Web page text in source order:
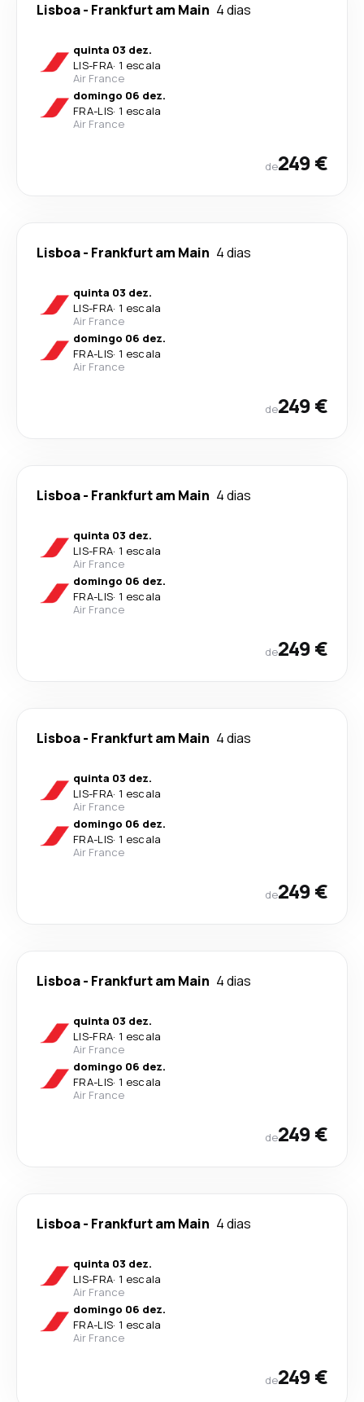
Lisboa- Frankfurt am Main 4 dias
quinta 03 dez.
LIS-FRA· 1 escala
Air France
domingo 06 dez.
FRA-LIS· 1 escala
Air France
de249 €
Lisboa- Frankfurt am Main 4 dias
quinta 03 dez.
LIS-FRA· 1 escala
Air France
domingo 06 dez.
FRA-LIS· 1 escala
Air France
de249 €
Lisboa- Frankfurt am Main 4 dias
quinta 03 dez.
LIS-FRA· 1 escala
Air France
domingo 06 dez.
FRA-LIS· 1 escala
Air France
de249 €
Lisboa- Frankfurt am Main 4 dias
quinta 03 dez.
LIS-FRA· 1 escala
Air France
domingo 06 dez.
FRA-LIS· 1 escala
Air France
de249 €
Lisboa- Frankfurt am Main 4 dias
quinta 03 dez.
LIS-FRA· 1 escala
Air France
domingo 06 dez.
FRA-LIS· 1 escala
Air France
de249 €
Lisboa- Frankfurt am Main 4 dias
quinta 03 dez.
LIS-FRA· 1 escala
Air France
domingo 06 dez.
FRA-LIS· 1 escala
Air France
de249 €